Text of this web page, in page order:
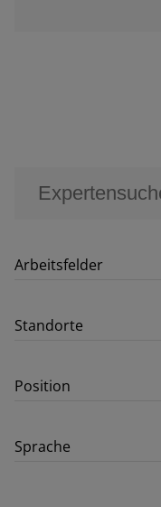
Arbeitsfelder
Standorte
Position
Sprache